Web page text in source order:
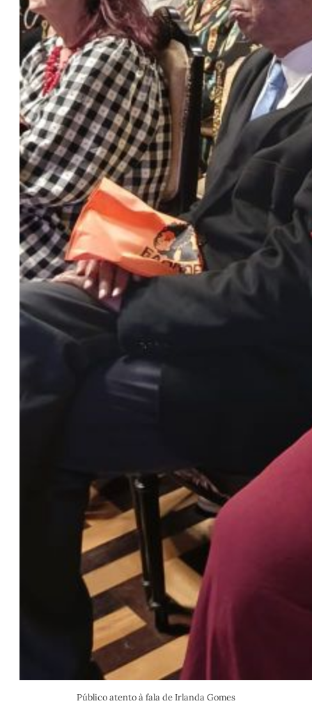
Público atento à fala de Irlanda Gomes